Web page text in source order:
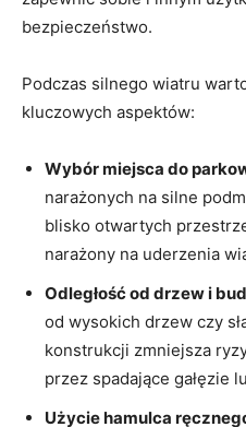
‍bezpieczeństwo.
Podczas silnego ​wiatru
kluczowych aspektów:
Wybór miejsca do
narażonych na silne
blisko otwartych
narażony na uderzenia
Odległość od drzew ⁣i
od wysokich drzew czy
konstrukcji zmniejsza
przez spadające⁢ gałęzie
Użycie hamulca